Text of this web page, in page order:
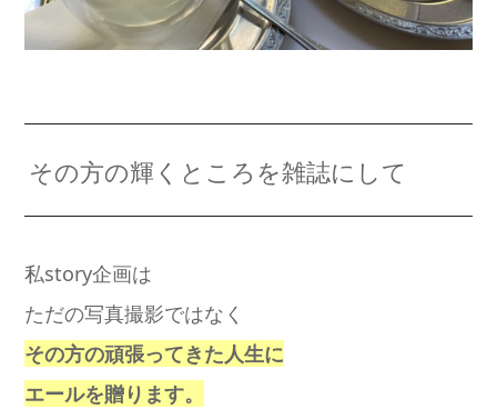
その方の輝くところを雑誌にして
私story企画は
ただの写真撮影ではなく
その方の頑張ってきた人生に
エールを贈ります。